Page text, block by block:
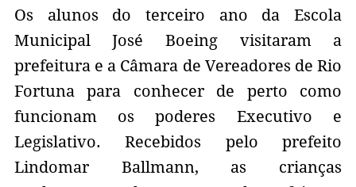
Os alunos do terceiro ano da Escola
Municipal José Boeing visitaram a
prefeitura e a Câmara de Vereadores de Rio
Fortuna para conhecer de perto como
funcionam os poderes Executivo e
Legislativo. Recebidos pelo prefeito
Lindomar Ballmann, as crianças